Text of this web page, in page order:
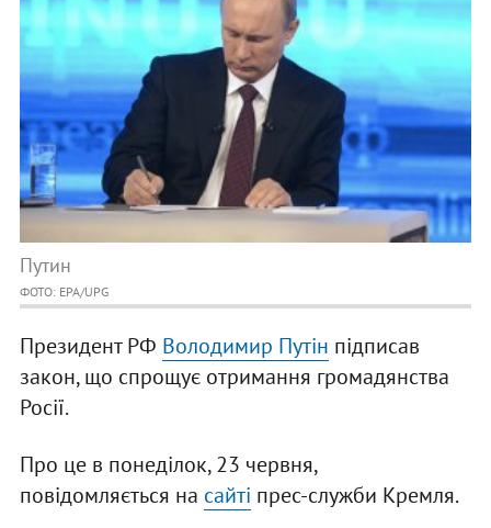
Путин
ФОТО: EPA/UPG
Президент РФ Володимир Путін підписав
закон, що спрощує отримання громадянства
Росії.
Про це в понеділок, 23 червня,
повідомляється на сайті прес-служби Кремля.